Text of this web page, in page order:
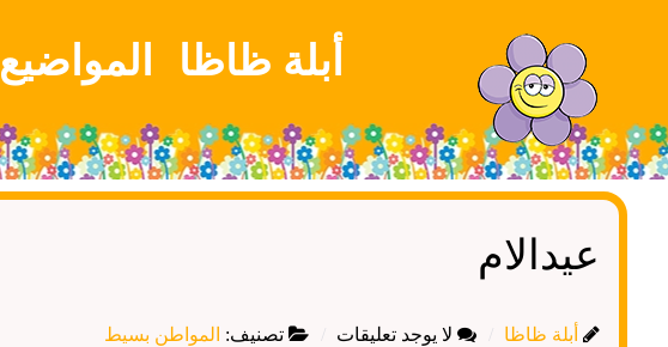
أبلة ظاظا المواضيع
عيدالام
أبلة ظاظا لا يوجد تعليقات تصنيف: المواطن بسيط